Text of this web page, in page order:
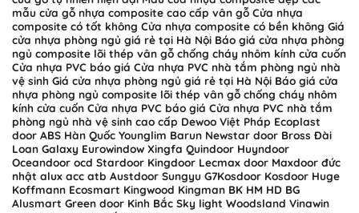
mẫu cửa gỗ nhựa composite cao cấp vân gỗ Cửa nhựa
composite có tốt không Cửa nhựa composite có bền không Giá
cửa nhựa phòng ngủ giá rẻ tại Hà Nội Báo giá cửa nhựa phòng
ngủ composite lõi thép vân gỗ chống cháy nhôm kính cửa cuốn
Cửa nhựa PVC báo giá Cửa nhựa PVC nhà tắm phòng ngủ nhà
vệ sinh Giá cửa nhựa phòng ngủ giá rẻ tại Hà Nội Báo giá cửa
nhựa phòng ngủ composite lõi thép vân gỗ chống cháy nhôm
kính cửa cuốn Cửa nhựa PVC báo giá Cửa nhựa PVC nhà tắm
phòng ngủ nhà vệ sinh cao cấp Dewoo Việt Pháp Ecoplast
door ABS Hàn Quốc Younglim Barun Newstar door Bross Đài
Loan Galaxy Eurowindow Xingfa Quindoor Huyndoor
Oceandoor ocd Stardoor Kingdoor Lecmax door Maxdoor đức
nhật alux acc atb Austdoor Sungyu G7Kosdoor Kosdoor Huge
Koffmann Ecosmart Kingwood Kingman BK HM HD BG
Alusmart Green door Kinh Bắc Sky light Woodsland Vinawin